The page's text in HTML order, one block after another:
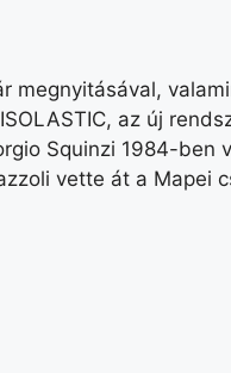
megnyitásával,
az új
Squinzi 1984-ben
vette át a Mapei